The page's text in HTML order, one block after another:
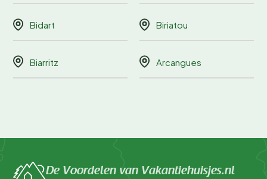
Bidart Biriatou
Biarritz Arcangues
De Voordelen van Vakantiehuisjes.nl